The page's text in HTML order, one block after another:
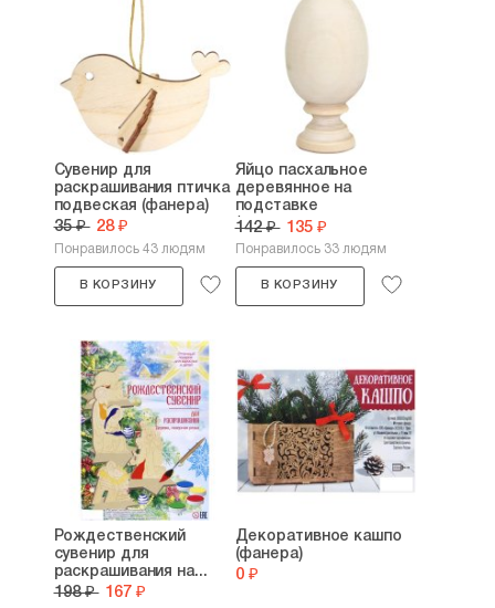
Сувенир для
раскрашивания птичка
подвеская (фанера)
35 ₽ 28 ₽
Понравилось 43 людям
В КОРЗИНУ
Яйцо пасхальное
деревянное на
подставке
(заготовка,...
142 ₽ 135 ₽
Понравилось 33 людям
В КОРЗИНУ
Рождественский
сувенир для
раскрашивания на...
198 ₽ 167 ₽
Декоративное кашпо
(фанера)
0 ₽